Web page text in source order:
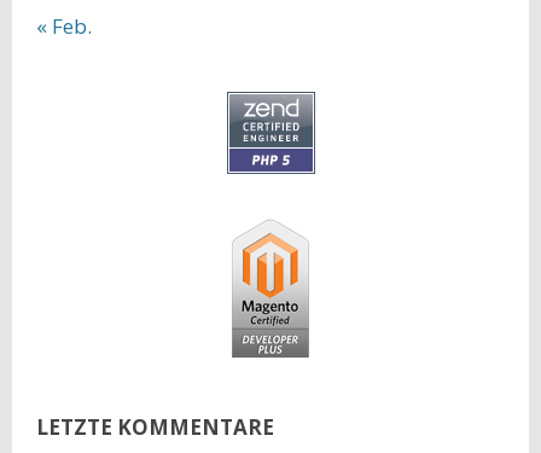
« Feb.
LETZTE KOMMENTARE